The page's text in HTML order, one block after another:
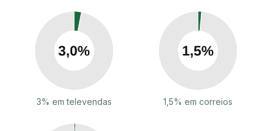
3% em televendas 1,5% em correios